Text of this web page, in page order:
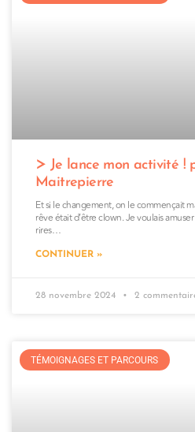
Je lance mon activité !
Maitrepierre
Et si le changement, on le commençait
rêve était d’être clown. Je voulais
rires…
CONTINUER »
28 novembre 2024 2
TÉMOIGNAGES ET PARCOURS